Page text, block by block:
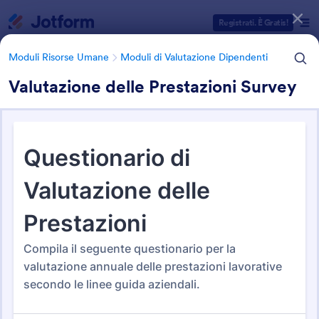
Registrati. È Gratis!
Moduli Risorse Umane Moduli di Valutazione Dipendenti
Valutazione delle Prestazioni Survey
Moduli Risorse Umane Moduli di Valutazione Dipendenti
Moduli di Valutazione
Dipendenti
70 Template
Categorie Template Moduli